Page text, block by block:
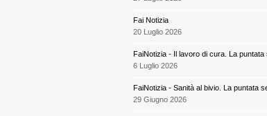
Fai Notizia
20 Luglio 2026
FaiNotizia - Il lavoro di cura. La puntata
6 Luglio 2026
FaiNotizia - Sanità al bivio. La puntata
29 Giugno 2026